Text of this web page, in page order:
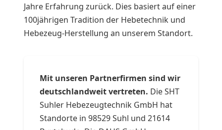
Jahre Erfahrung zurück. Dies basiert auf einer
100jährigen Tradition der Hebetechnik und
Hebezeug-Herstellung an unserem Standort.
Mit unseren Partnerfirmen sind wir
deutschlandweit vertreten. Die SHT
Suhler Hebezeugtechnik GmbH hat
Standorte in 98529 Suhl und 21614